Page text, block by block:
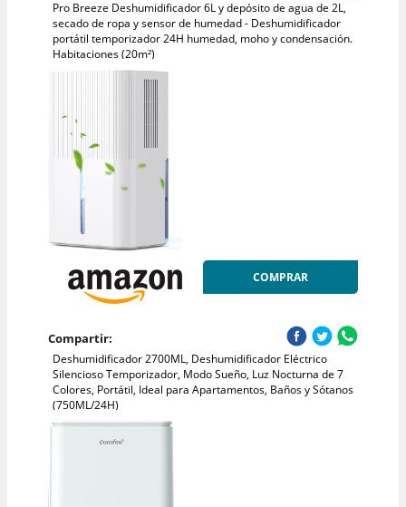
Pro Breeze Deshumidificador 6L y depósito de agua de 2L,
secado de ropa y sensor de humedad - Deshumidificador
portátil temporizador 24H humedad, moho y condensación.
Habitaciones (20m²)
COMPRAR
Compartir:
Deshumidificador 2700ML, Deshumidificador Eléctrico
Silencioso Temporizador, Modo Sueño, Luz Nocturna de 7
Colores, Portátil, Ideal para Apartamentos, Baños y Sótanos
(750ML/24H)